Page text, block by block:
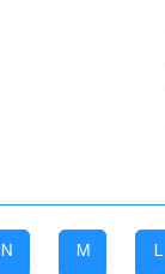
L
M
N